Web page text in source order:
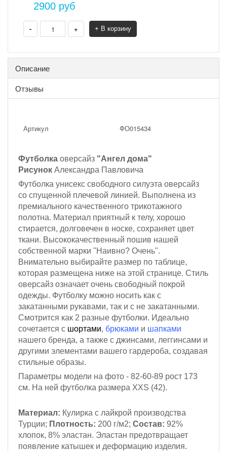
2900 руб
- + + В корзину
Описание
Отзывы
Артикул ФО015434
Футболка оверсайз "Ангел дома"
Рисунок Александра Павловича
Футболка унисекс свободного силуэта оверсайз
со спущенной плечевой линией. Выполнена из
премиального качественного трикотажного
полотна. Материал приятный к телу, хорошо
стирается, долговечен в носке, сохраняет цвет
ткани. Высококачественный пошив нашей
собственной марки "Наивно? Очень".
Внимательно выбирайте размер по таблице,
которая размещена ниже на этой странице. Стиль
оверсайз означает очень свободный покрой
одежды. Футболку можно носить как с
закатанными рукавами, так и с не закатанными.
Смотрится как 2 разные футболки. Идеально
сочетается с шортами, брюками и шапками
нашего бренда, а также с джинсами, леггинсами и
другими элементами вашего гардероба, создавая
стильные образы.
Параметры модели на фото - 82-60-89 рост 173
см. На ней футболка размера XXS (42).
Материал: Кулирка с лайкрой производства
Турции; Плотность: 200 г/м2; Состав: 92%
хлопок, 8% эластан. Эластан предотвращает
появление катышек и деформацию изделия.